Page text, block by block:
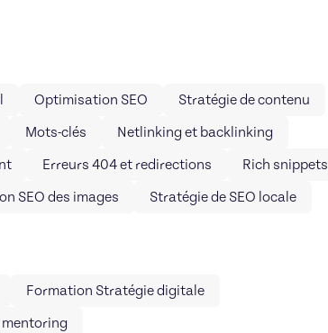
Optimisation SEO
Stratégie de contenu
Mots-clés
Netlinking et backlinking
Erreurs 404 et redirections
Rich snippets
SEO des images
Stratégie de SEO locale
Formation Stratégie digitale
mentoring